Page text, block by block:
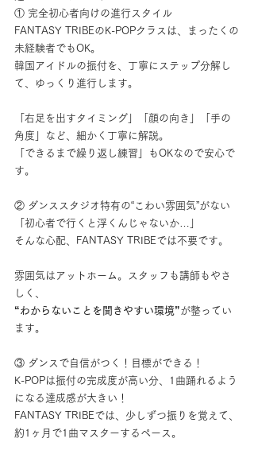
① 完全初心者向けの進行スタイル
FANTASY TRIBEのK-POPクラスは、まったくの
未経験者でもOK。
韓国アイドルの振付を、丁寧にステップ分解し
て、ゆっくり進行します。
「右足を出すタイミング」「顔の向き」「手の
角度」など、細かく丁寧に解説。
「できるまで繰り返し練習」もOKなので安心で
す。
② ダンススタジオ特有の“こわい雰囲気”がない
「初心者で行くと浮くんじゃないか…」
そんな心配、FANTASY TRIBEでは不要です。
雰囲気はアットホーム。スタッフも講師もやさ
しく、
“わからないことを聞きやすい環境”が整ってい
ます。
③ ダンスで自信がつく！目標ができる！
K-POPは振付の完成度が高い分、1曲踊れるよう
になる達成感が大きい！
FANTASY TRIBEでは、少しずつ振りを覚えて、
約1ヶ月で1曲マスターするペース。